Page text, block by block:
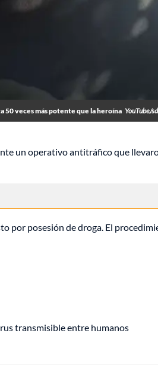
50 veces más potente que la heroína YouTube/
un operativo antitráfico que
por posesión de droga. El
transmisible entre humanos